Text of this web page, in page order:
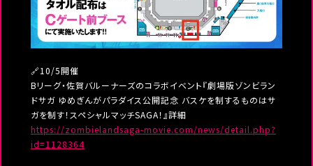
🔗10/5開催
Bリーグ・佐賀バルーナーズのコラボイベント『劇場版ゾンビラン
ドサガ ゆめぎんがパラダイス公開記念 バスケを制するものはサ
ガを制す！スペシャルマッチSAGA！』詳細
https://zombielandsaga-movie.com/news/detail.php?
id=1128364